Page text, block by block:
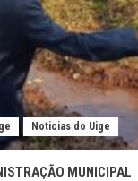
Noticias do Uige
MUNICIPAL